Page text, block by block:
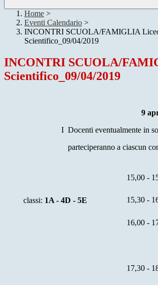
Home >
Eventi Calendario >
INCONTRI SCUOLA/FAMIGLIA
Scientifico_09/04/2019
INCONTRI SCUOLA/
Scientifico_09/04/2019
9
I Docenti eventualmente in
parteciperanno a ciascun
classi: 1A - 4D - 5E
15,00 -
15,30 -
16,00 -
17,30 -